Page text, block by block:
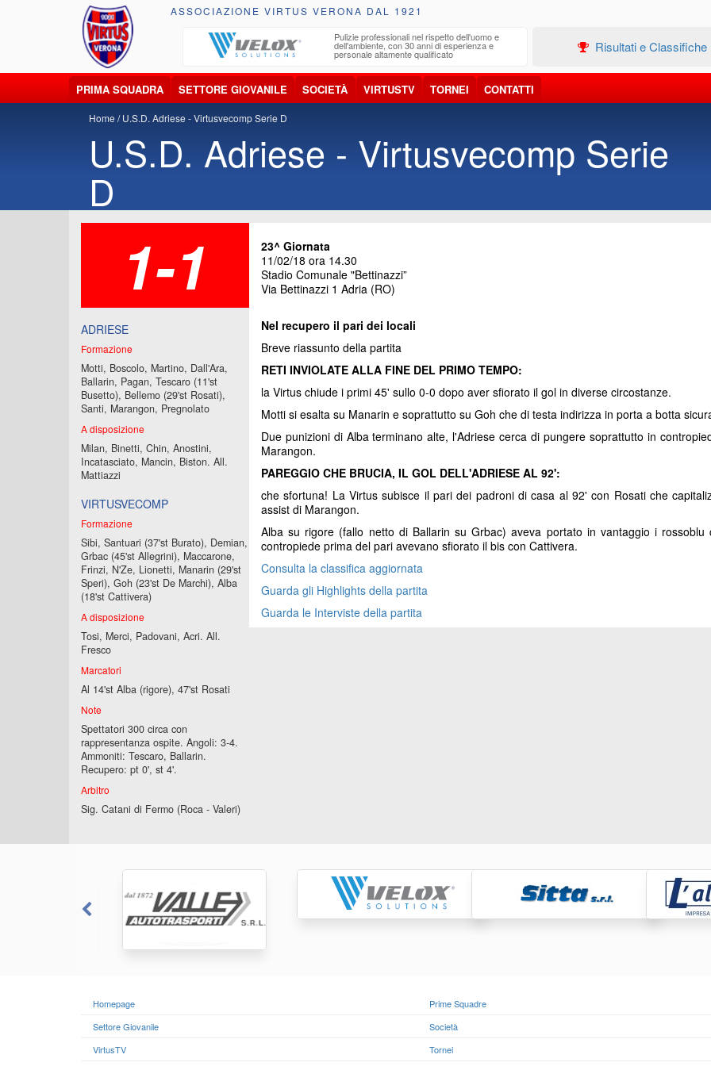
ASSOCIAZIONE VIRTUS VERONA DAL 1921
trasporto, smaltimento e recupero di Pulizie professionali nel rispetto dell'uomo e
dell'ambiente, con 30 anni di esperienza e
personale altamente qualificato Risultati e Classifiche
PRIMA SQUADRA SETTORE GIOVANILE SOCIETÀ VIRTUSTV TORNEI CONTATTI
Home U.S.D. Adriese - Virtusvecomp Serie D
U.S.D. Adriese - Virtusvecomp Serie
D
1-1
ADRIESE
Formazione
Motti, Boscolo, Martino, Dall'Ara,
Ballarin, Pagan, Tescaro (11'st
Busetto), Bellemo (29'st Rosati),
Santi, Marangon, Pregnolato
A disposizione
Milan, Binetti, Chin, Anostini,
Incatasciato, Mancin, Biston. All.
Mattiazzi
VIRTUSVECOMP
Formazione
Sibi, Santuari (37'st Burato), Demian,
Grbac (45'st Allegrini), Maccarone,
Frinzi, N'Ze, Lionetti, Manarin (29'st
Speri), Goh (23'st De Marchi), Alba
(18'st Cattivera)
A disposizione
Tosi, Merci, Padovani, Acri. All.
Fresco
Marcatori
Al 14'st Alba (rigore), 47'st Rosati
Note
Spettatori 300 circa con
rappresentanza ospite. Angoli: 3-4.
Ammoniti: Tescaro, Ballarin.
Recupero: pt 0', st 4'.
Arbitro
Sig. Catani di Fermo (Roca - Valeri)
23^ Giornata
11/02/18 ora 14.30
Stadio Comunale "Bettinazzi”
Via Bettinazzi 1 Adria (RO)
Nel recupero il pari dei locali
Breve riassunto della partita
RETI INVIOLATE ALLA FINE DEL PRIMO TEMPO:
la Virtus chiude i primi 45' sullo 0-0 dopo aver sfiorato il gol in diverse circostanze.
Motti si esalta su Manarin e soprattutto su Goh che di testa indirizza in porta a botta
Due punizioni di Alba terminano alte, l'Adriese cerca di pungere soprattutto in
Marangon.
PAREGGIO CHE BRUCIA, IL GOL DELL'ADRIESE AL 92':
che sfortuna! La Virtus subisce il pari dei padroni di casa al 92' con Rosati che
assist di Marangon.
Alba su rigore (fallo netto di Ballarin su Grbac) aveva portato in vantaggio i rossoblu
contropiede prima del pari avevano sfiorato il bis con Cattivera.
Consulta la classifica aggiornata
Guarda gli Highlights della partita
Guarda le Interviste della partita
Homepage
Prime Squadre
Settore Giovanile
Società
VirtusTV
Tornei